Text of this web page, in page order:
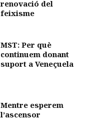
renovació del
feixisme
MST: Per què
continuem donant
suport a Veneçuela
Mentre esperem
l’ascensor